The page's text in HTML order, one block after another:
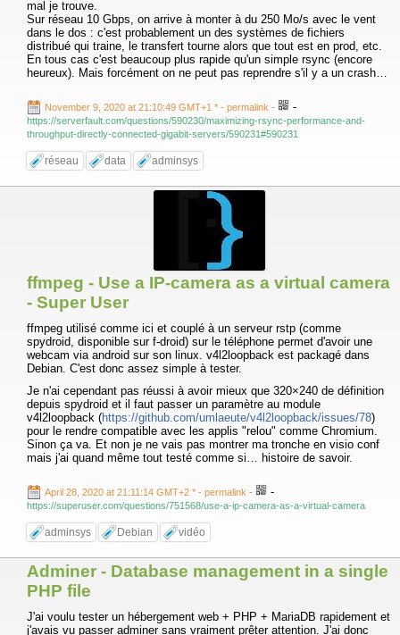
mal je trouve.
Sur réseau 10 Gbps, on arrive à monter à du 250 Mo/s avec le vent
dans le dos : c'est probablement un des systèmes de fichiers
distribué qui traine, le transfert tourne alors que tout est en prod, etc.
En tous cas c'est beaucoup plus rapide qu'un simple rsync (encore
heureux). Mais forcément on ne peut pas reprendre s'il y a un crash…
November 9, 2020 at 21:10:49 GMT+1 * - permalink - -
https://serverfault.com/questions/590230/maximizing-rsync-performance-and-
throughput-directly-connected-gigabit-servers/590231#590231
réseau data adminsys
ffmpeg - Use a IP-camera as a virtual camera
- Super User
ffmpeg utilisé comme ici et couplé à un serveur rstp (comme
spydroid, disponible sur f-droid) sur le téléphone permet d'avoir une
webcam via android sur son linux. v4l2loopback est packagé dans
Debian. C'est donc assez simple à tester.
Je n'ai cependant pas réussi à avoir mieux que 320×240 de définition
depuis spydroid et il faut passer un paramètre au module
v4l2loopback (https://github.com/umlaeute/v4l2loopback/issues/78)
pour le rendre compatible avec les applis "relou" comme Chromium.
Sinon ça va. Et non je ne vais pas montrer ma tronche en visio conf
mais j'ai quand même tout testé comme si… histoire de savoir.
April 28, 2020 at 21:11:14 GMT+2 * - permalink - -
https://superuser.com/questions/751568/use-a-ip-camera-as-a-virtual-camera
adminsys Debian vidéo
Adminer - Database management in a single
PHP file
J'ai voulu tester un hébergement web + PHP + MariaDB rapidement et
j'avais vu passer adminer sans vraiment prêter attention. J'ai donc